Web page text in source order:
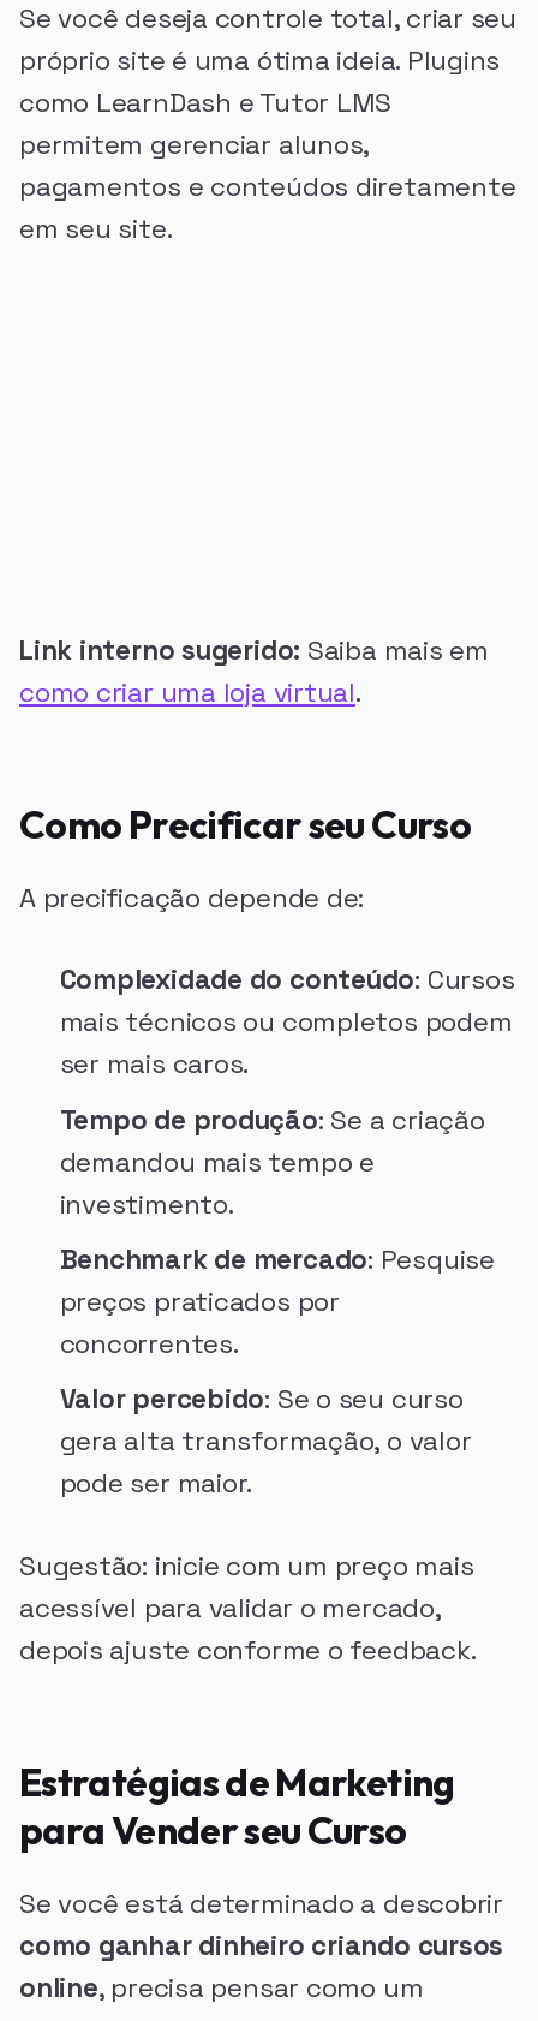
Se você deseja controle total, criar seu
próprio site é uma ótima ideia. Plugins
como LearnDash e Tutor LMS
permitem gerenciar alunos,
pagamentos e conteúdos diretamente
em seu site.
Link interno sugerido: Saiba mais em
como criar uma loja virtual.
Como Precificar seu Curso
A precificação depende de:
Complexidade do conteúdo: Cursos
mais técnicos ou completos podem
ser mais caros.
Tempo de produção: Se a criação
demandou mais tempo e
investimento.
Benchmark de mercado: Pesquise
preços praticados por
concorrentes.
Valor percebido: Se o seu curso
gera alta transformação, o valor
pode ser maior.
Sugestão: inicie com um preço mais
acessível para validar o mercado,
depois ajuste conforme o feedback.
Estratégias de Marketing
para Vender seu Curso
Se você está determinado a descobrir
como ganhar dinheiro criando cursos
online, precisa pensar como um